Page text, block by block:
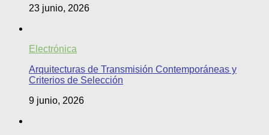
23 junio, 2026
Electrónica
Arquitecturas de Transmisión Contemporáneas y
Criterios de Selección
9 junio, 2026